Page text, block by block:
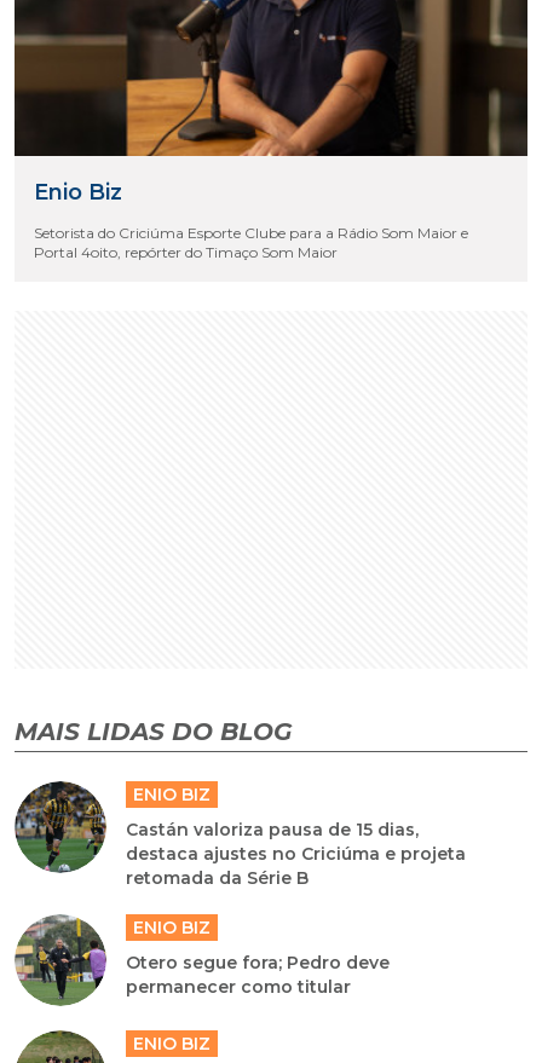
Enio Biz
Setorista do Criciúma Esporte Clube para a Rádio Som Maior e
Portal 4oito, repórter do Timaço Som Maior
MAIS LIDAS DO BLOG
ENIO BIZ
Castán valoriza pausa de 15 dias,
destaca ajustes no Criciúma e projeta
retomada da Série B
ENIO BIZ
Otero segue fora; Pedro deve
permanecer como titular
ENIO BIZ